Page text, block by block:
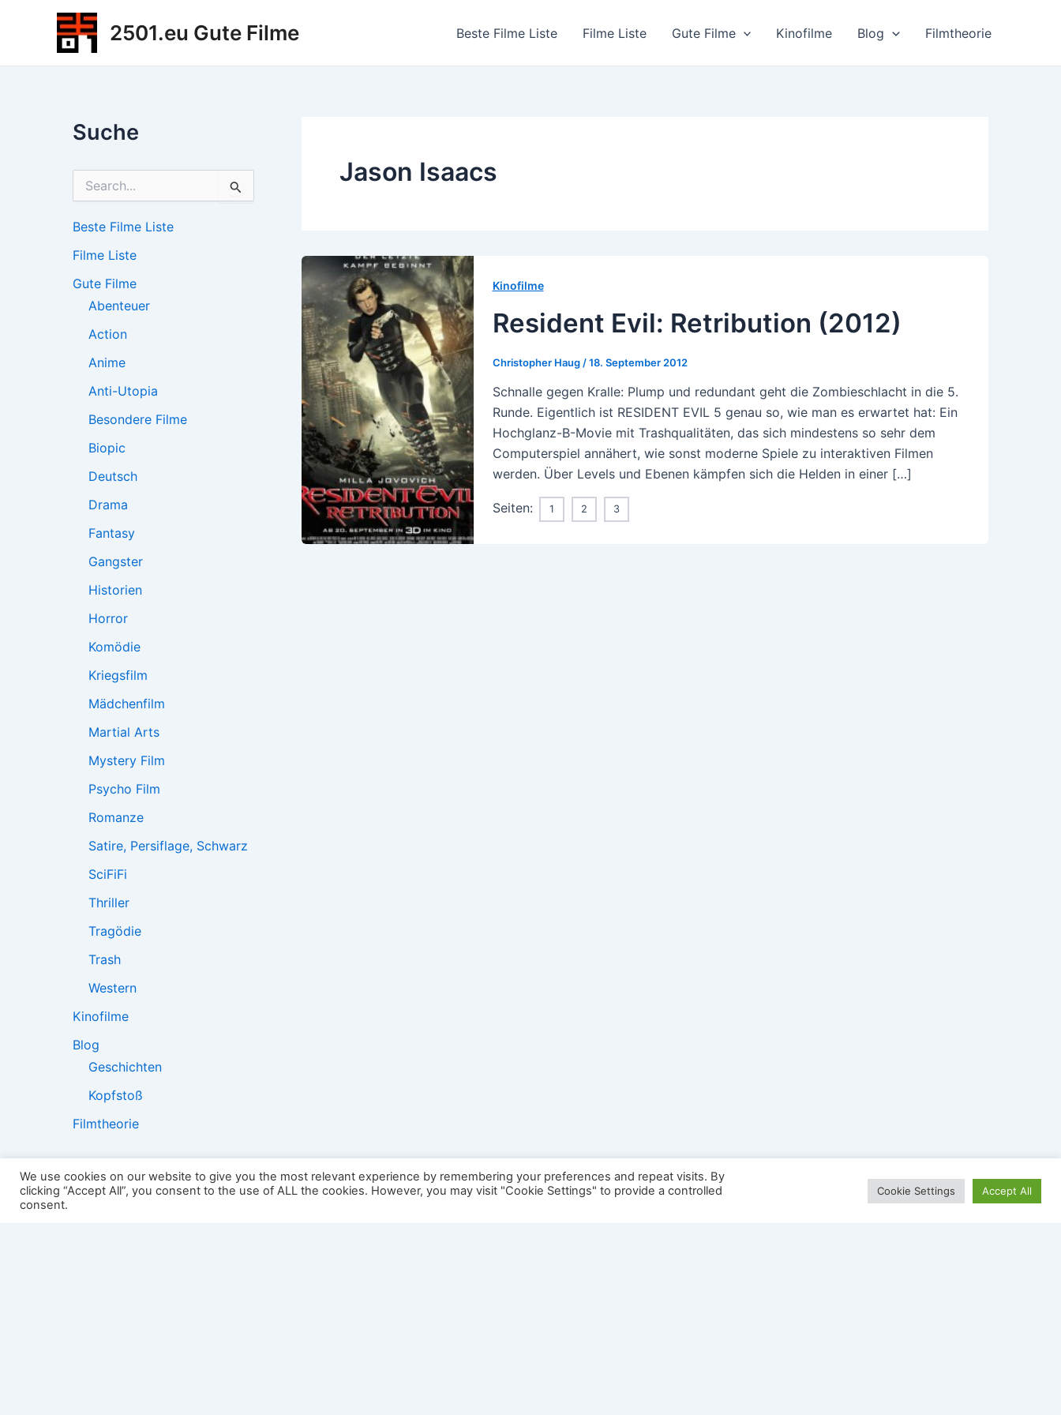
2501.eu Gute Filme Beste Filme Liste Filme Liste Gute Filme Kinofilme Blog Filmtheorie
Suche
h
n
a
Beste Filme Liste
Filme Liste
Gute Filme
Abenteuer
Action
Anime
Anti-Utopia
Besondere Filme
Biopic
Deutsch
Drama
Fantasy
Gangster
Historien
Horror
Komödie
Kriegsfilm
Mädchenfilm
Martial Arts
Mystery Film
Psycho Film
Romanze
Satire, Persiflage, Schwarz
SciFiFi
Thriller
Tragödie
Trash
Western
Kinofilme
Blog
Geschichten
Kopfstoß
Filmtheorie
Jason Isaacs
Kinofilme
Resident Evil: Retribution (2012)
Christopher Haug /18. September 2012
Schnalle gegen Kralle: Plump und redundant geht die Zombieschlacht in die 5.
Runde. Eigentlich ist RESIDENT EVIL 5 genau so, wie man es erwartet hat: Ein
Hochglanz-B-Movie mit Trashqualitäten, das sich mindestens so sehr dem
Computerspiel annähert, wie sonst moderne Spiele zu interaktiven Filmen
werden. Über Levels und Ebenen kämpfen sich die Helden in einer […]
Seiten: 1 2 3
2501:
We use cookies on our website to give you the most relevant experience by remembering your preferences and repeat visits. By
clicking “Accept All”, you consent to the use of ALL the cookies. However, you may visit "Cookie Settings" to provide a controlled
consent.
Cookie Settings Accept All